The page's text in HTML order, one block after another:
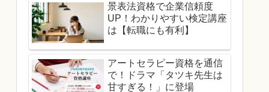
景表法資格で企業信頼度
UP！わかりやすい検定講座
は【転職にも有利】
アートセラピー資格を通信
で！ドラマ「タツキ先生は
甘すぎる！」に登場